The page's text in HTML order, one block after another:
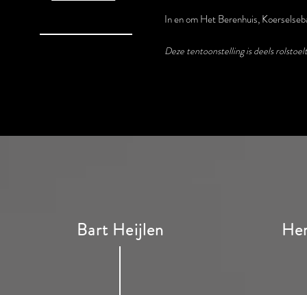
In en om Het Berenhuis,
Deze tentoonstelling is deels
Bart Heijlen